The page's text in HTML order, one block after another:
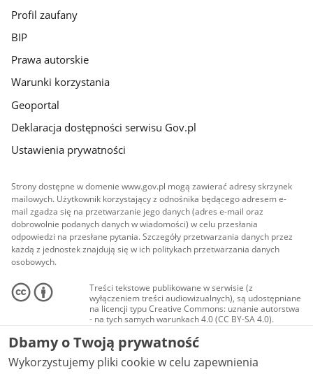
Profil zaufany
BIP
Prawa autorskie
Warunki korzystania
Geoportal
Deklaracja dostępności serwisu Gov.pl
Ustawienia prywatności
Strony dostępne w domenie www.gov.pl mogą zawierać adresy skrzynek
mailowych. Użytkownik korzystający z odnośnika będącego adresem e-
mail zgadza się na przetwarzanie jego danych (adres e-mail oraz
dobrowolnie podanych danych w wiadomości) w celu przesłania
odpowiedzi na przesłane pytania. Szczegóły przetwarzania danych przez
każdą z jednostek znajdują się w ich politykach przetwarzania danych
osobowych.
Treści tekstowe publikowane w serwisie (z
wyłączeniem treści audiowizualnych), są udostępniane
na licencji typu Creative Commons: uznanie autorstwa
- na tych samych warunkach 4.0 (CC BY-SA 4.0).
Materiały audiowizualne, w tym zdjęcia, materiały
audio i wideo, są udostępniane na licencji typu
Creative Commons: uznanie autorstwa użycie
niekomercyjne - bez utworów zależnych 4.0 (CC BY-
Dbamy o Twoją prywatność
Wykorzystujemy pliki cookie w celu zapewnienia